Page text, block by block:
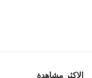
الاكثر مشاهدة